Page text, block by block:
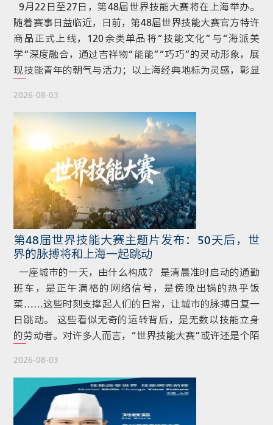
9月22日至27日，第48届世界技能大赛将在上海举办。
随着赛事日益临近，日前，第48届世界技能大赛官方特许
商品正式上线，120余类单品将“技能文化”与“海派美
学”深度融合，通过吉祥物“能能”“巧巧”的灵动形象，展
现技能青年的朝气与活力；以上海经典地标为灵感，彰显
和技能竞技标识等专属视觉元素，将精益求精的技能精神
融入现代生活。商品品类丰富，不仅有徽章、毛绒玩具等
经典赛事周边与箱包、文具等日常实用好物，更有涵盖非
遗手作、瓷器丝巾、食品 […]
2026-08-03
第48届世界技能大赛主题片发布：50天后，世
界的脉搏将和上海一起跳动
一座城市的一天，由什么构成？ 是清晨准时启动的通勤
班车，是正午满格的网络信号，是傍晚出锅的热乎饭
菜……这些时刻支撑起人们的日常，让城市的脉搏日复一
日跳动。 这些看似无奇的运转背后，是无数以技能立身
的劳动者。对许多人而言，“世界技能大赛”或许还是个陌
基，为社会的进步开拓新的可能。 1950年，西班牙马德
里，24名年轻学徒带着工具走进只有6个项目的赛场。他
们或许不曾预想，那场小小的技能比拼会在日后成长为覆
盖全球的“技能奥林匹克”。一代代青年在这里 […]
2026-08-03